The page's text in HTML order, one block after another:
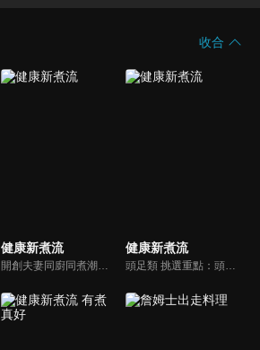
收合
健康新煮流
開創夫妻同廚同煮潮流的KC夫婦，繼《健康醫食代》後，走出攝影棚，帶大家全台走透透，發掘上帝賞賜的美味食材，內容融合新加坡南洋風和客家純樸味，加上台灣獨特的閩南風情，互相激盪交織出的火花，打造出獨一無二的美食節目。
健康新煮流
頭足類 挑選重點：頭足類利用清洗時去除內臟可以降低膽固醇的攝取。挑選雙眼清澈明亮，眼球稍微凸出，肉質結實有彈性為佳。身體具透明感，觸腕或是吸盤一碰到活體就會吸附住便是新鮮的。